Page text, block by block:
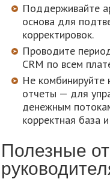
Поддерживайте
основа для
корректировок.
Проводите
CRM по всем
Не комбинируйте
отчеты — для
денежным
корректная база
Полезные